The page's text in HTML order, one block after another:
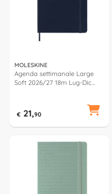
MOLESKINE
Agenda settimanale Large
Soft 2026/27 18m Lug-Dic
€ 21,90